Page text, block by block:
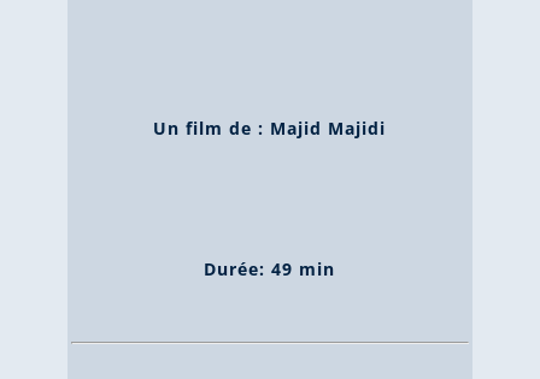
Un film de : Majid Majidi
Durée: 49 min